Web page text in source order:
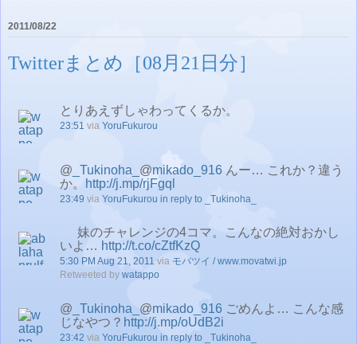
2011/08/22
Twitterまとめ［08月21日分］
とりあえずしゃわってくるか。
23:51 via YoruFukurou
@ _Tukinoha_ @mikado_916 んー… これか？違う
か。
http://j.mp/rjFgql
23:49 via YoruFukurou in reply to _Tukinoha_
妹のチャレンジの4コマ。こんなの絶対おかし
いよ… http://t.co/cZtfKzQ
5:30 PM Aug 21, 2011 via モバツイ / www.movatwi.jp
Retweeted by watappo
@ _Tukinoha_ @mikado_916 ごめんよ… こんな感
じなやつ？ http://j.mp/oUdB2i
23:42 via YoruFukurou in reply to _Tukinoha_